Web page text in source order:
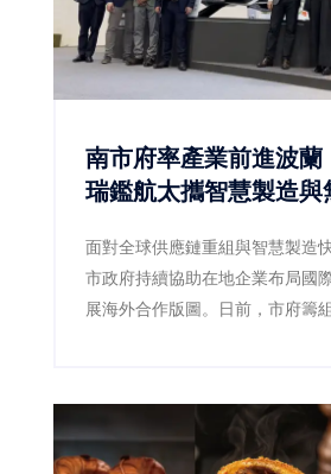
南市府率產業前進波
瑞鑑航太攜智慧製造與
面對全球供應鏈重組與智慧製造
市政府持續協助在地企業布局國
展海外合作版圖。日前，市府籌
區、企業及產業聚落，掌握歐洲
勢，並促成技術交流與商業合作
密製造的允力發股份有限公司，